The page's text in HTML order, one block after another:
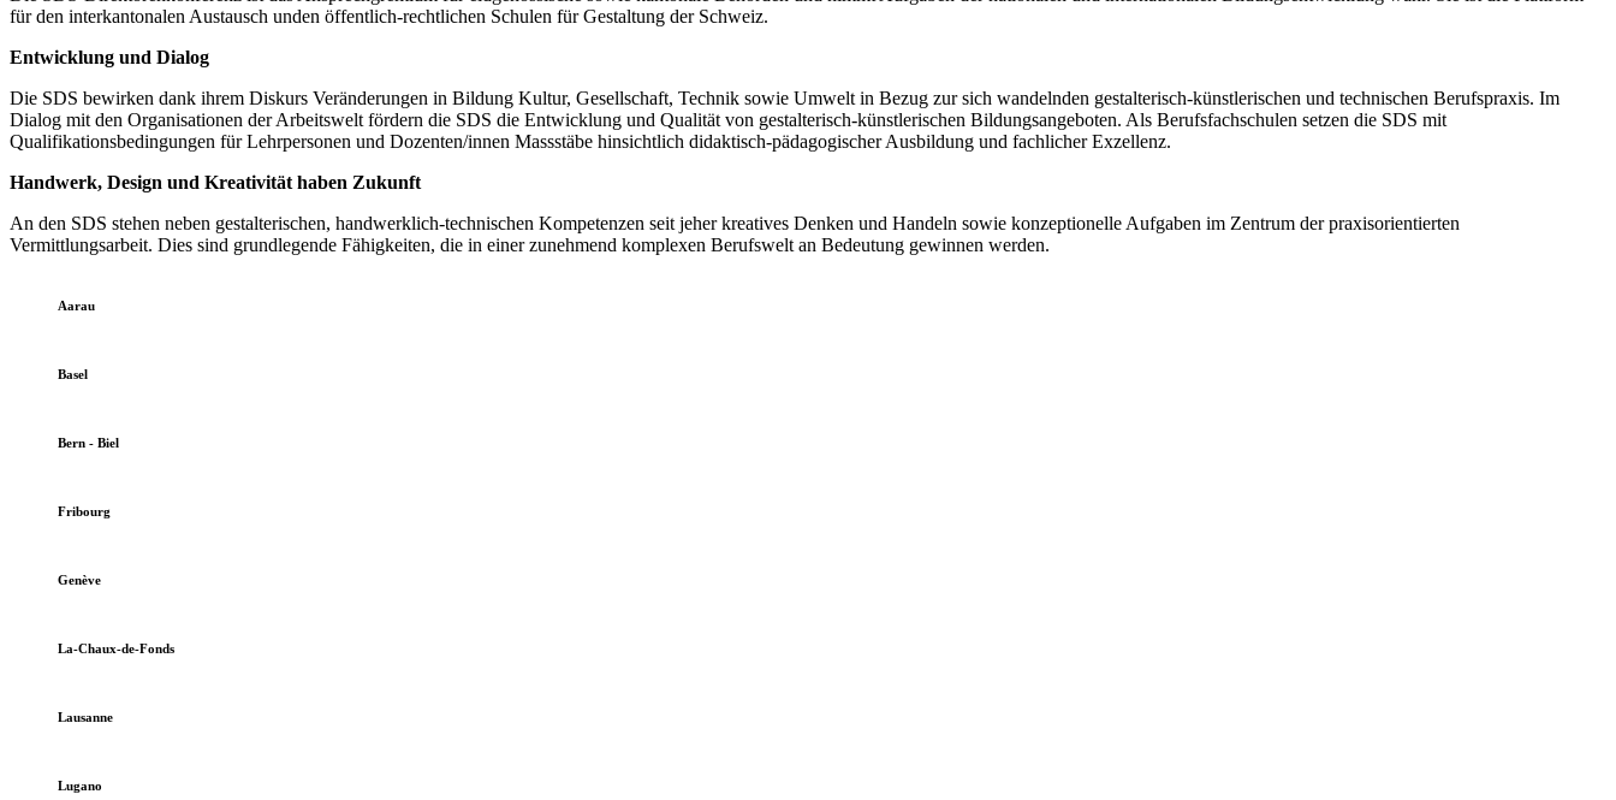
für den interkantonalen Austausch unden öffentlich-rechtlichen Schulen für Gestaltung der Schweiz.
Entwicklung und Dialog
Die SDS bewirken dank ihrem Diskurs Veränderungen in Bildung Kultur, Gesellschaft, Technik sowie Umwelt in Bezug zur sich wandelnden gestalterisch-künstlerischen und technischen Berufspraxis. Im
Dialog mit den Organisationen der Arbeitswelt fördern die SDS die Entwicklung und Qualität von gestalterisch-künstlerischen Bildungsangeboten. Als Berufsfachschulen setzen die SDS mit
Qualifikationsbedingungen für Lehrpersonen und Dozenten/innen Massstäbe hinsichtlich didaktisch-pädagogischer Ausbildung und fachlicher Exzellenz.
Handwerk, Design und Kreativität haben Zukunft
An den SDS stehen neben gestalterischen, handwerklich-technischen Kompetenzen seit jeher kreatives Denken und Handeln sowie konzeptionelle Aufgaben im Zentrum der praxisorientierten
Vermittlungsarbeit. Dies sind grundlegende Fähigkeiten, die in einer zunehmend komplexen Berufswelt an Bedeutung gewinnen werden.
Aarau
Basel
Bern - Biel
Fribourg
Genève
La-Chaux-de-Fonds
Lausanne
Lugano